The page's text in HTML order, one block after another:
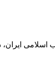
ایران،